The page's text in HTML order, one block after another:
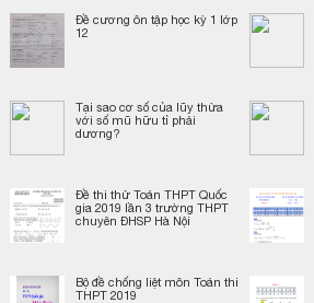
Đề cương ôn tập học kỳ 1 lớp
12
Tại sao cơ số của lũy thừa
với số mũ hữu tỉ phải
dương?
Đề thi thử Toán THPT Quốc
gia 2019 lần 3 trường THPT
chuyên ĐHSP Hà Nội
Bộ đề chống liệt môn Toán thi
THPT 2019